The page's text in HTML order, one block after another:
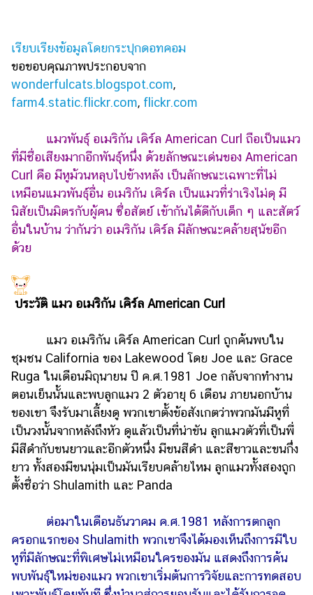
บ้าน
และ
การ
ตกแต่ง
ราคา
ทอง
ราคา
น้ำมัน
ไร
ตี้
แม่
และ
เด็ก
สัตว์
เลี้ยง
Infographic
บริการ
แอปฯ
กระปุก
คอร์ส
ออนไลน์
เรียบเรียงข้อมูลโดยกระปุกดอทคอม
ขอขอบคุณภาพประกอบจาก
wonderfulcats.blogspot.com,
farm4.static.flickr.com, flickr.com
แมวพันธุ์ อเมริกัน เคิร์ล American Curl ถือเป็นแมว
ที่มีชื่อเสียงมากอีกพันธุ์หนึ่ง ด้วยลักษณะเด่นของ American
Curl คือ มีหูม้วนหลุบไปข้างหลัง เป็นลักษณะเฉพาะที่ไม่
เหมือนแมวพันธุ์อื่น อเมริกัน เคิร์ล เป็นแมวที่ร่าเริงไม่ดุ มี
นิสัยเป็นมิตรกับผู้คน ซื่อสัตย์ เข้ากันได้ดีกับเด็ก ๆ และสัตว์
อื่นในบ้าน ว่ากันว่า อเมริกัน เคิร์ล มีลักษณะคล้ายสุนัขอีก
ด้วย
ประวัติ แมว อเมริกัน เคิร์ล American Curl
แมว อเมริกัน เคิร์ล American Curl ถูกค้นพบใน
ชุมชน California ของ Lakewood โดย Joe และ Grace
Ruga ในเดือนมิถุนายน ปี ค.ศ.1981 Joe กลับจากทำงาน
ตอนเย็นนั้นและพบลูกแมว 2 ตัวอายุ 6 เดือน ภายนอกบ้าน
ของเขา จึงรับมาเลี้ยงดู พวกเขาตั้งข้อสังเกตว่าพวกมันมีหูที่
เป็นวงนั้นจากหลังถึงหัว ดูแล้วเป็นที่น่าขัน ลูกแมวตัวที่เป็นพี่
มีสีดำกับขนยาวและอีกตัวหนึ่ง มีขนสีดำ และสีขาวและขนกึ่ง
ยาว ทั้งสองมีขนนุ่มเป็นมันเรียบคล้ายไหม ลูกแมวทั้งสองถูก
ตั้งชื่อว่า Shulamith และ Panda
ต่อมาในเดือนธันวาคม ค.ศ.1981 หลังการตกลูก
ครอกแรกของ Shulamith พวกเขาจึงได้มองเห็นถึงการมีใบ
หูที่มีลักษณะที่พิเศษไม่เหมือนใครของมัน แสดงถึงการค้น
พบพันธุ์ใหม่ของแมว พวกเขาเริ่มต้นการวิจัยและการทดสอบ